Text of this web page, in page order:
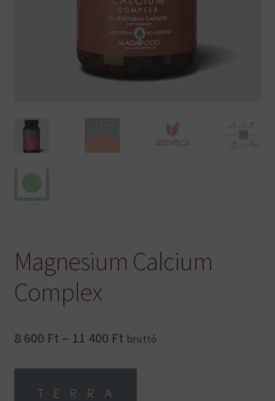
Magnesium Calcium
Complex
8 600 Ft – 11 400 FtÁrtartomány:
bruttó